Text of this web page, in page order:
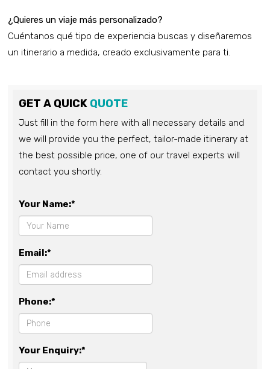
¿Quieres un viaje más personalizado?
Cuéntanos qué tipo de experiencia buscas y diseñaremos
un itinerario a medida, creado exclusivamente para ti.
GET A QUICK QUOTE
Just fill in the form here with all necessary details and
we will provide you the perfect, tailor-made itinerary at
the best possible price, one of our travel experts will
contact you shortly.
Your Name:*
Email:*
Phone:*
Your Enquiry:*